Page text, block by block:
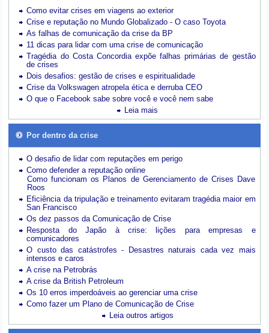
Como evitar crises em viagens ao exterior
Crise e reputação no Mundo Globalizado - O caso Toyota
As falhas de comunicação da crise da BP
11 dicas para lidar com uma crise de comunicação
Tragédia do Costa Concordia expõe falhas primárias de gestão
de crises
Dois desafios: gestão de crises e espiritualidade
Crise da Volkswagen atropela ética e derruba CEO
O que o Facebook sabe sobre você e você nem sabe
Leia mais
Por dentro da crise
O desafio de lidar com reputações em perigo
Como defender a reputação online
Como funcionam os Planos de Gerenciamento de Crises Dave
Roos
Eficiência da tripulação e treinamento evitaram tragédia maior em
San Francisco
Os dez passos da Comunicação de Crise
Resposta do Japão à crise: lições para empresas e
comunicadores
O custo das catástrofes -
Desastres naturais cada vez mais
intensos e caros
A crise na Petrobrás
A crise da British Petroleum
Os 10 erros imperdoáveis ao gerenciar uma crise
Como fazer um Plano de Comunicação de Crise
Leia outros artigos